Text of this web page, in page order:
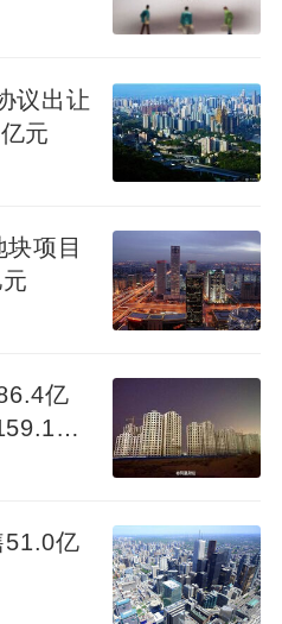
议出让
元
项目
亿
亿
51.0亿